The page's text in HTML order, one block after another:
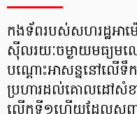
កងទ័ពរបស់សហរដ្ឋអាម៉
ស៊ីលរយៈចម្ងាយមធ្យមឈ្
បណ្ដោះអាសន្ននៅលើទឹ
ប្រហារដល់គោលដៅសំខ